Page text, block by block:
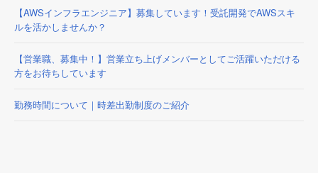
【AWSインフラエンジニア】募集しています！受託開発でAWSスキ
ルを活かしませんか？
【営業職、募集中！】営業立ち上げメンバーとしてご活躍いただける
方をお待ちしています
勤務時間について｜時差出勤制度のご紹介